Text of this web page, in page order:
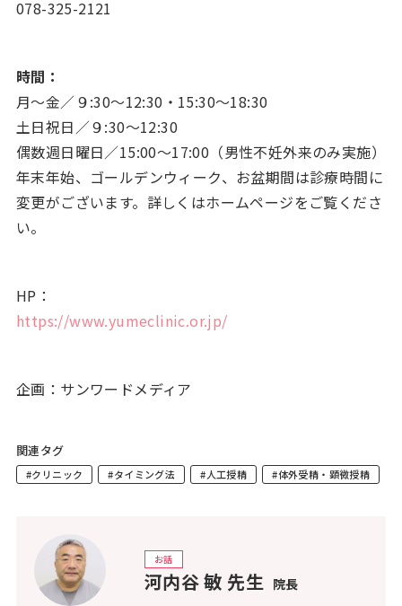
078-325-2121
時間：
月～金／９:30〜12:30・15:30〜18:30
土日祝日／９:30～12:30
偶数週日曜日／15:00〜17:00（男性不妊外来のみ実施）
年末年始、ゴールデンウィーク、お盆期間は診療時間に
変更がございます。詳しくはホームページをご覧くださ
い。
HP：
https://www.yumeclinic.or.jp/
企画：サンワードメディア
関連タグ
#クリニック #タイミング法 #人工授精 #体外受精・顕微授精
お話
河内谷 敏 先生 院長